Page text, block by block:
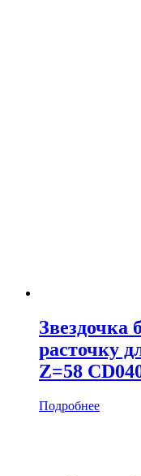
Звездочка
расточку
Z=58
Подробнее